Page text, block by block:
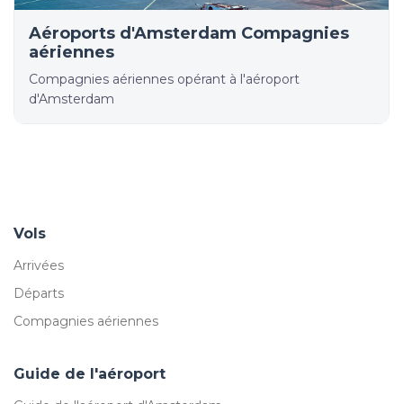
Aéroports d'Amsterdam Compagnies
aériennes
Compagnies aériennes opérant à l'aéroport
d'Amsterdam
Vols
Arrivées
Départs
Compagnies aériennes
Guide de l'aéroport